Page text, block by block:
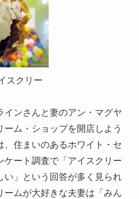
スクリー
インさんと妻のアン・マグヤ
ーム・ショップを開店しよう
、住まいのあるホワイト・セ
ケート調査で「アイスクリー
い」という回答が多く見られ
ームが大好きな夫妻は「みん